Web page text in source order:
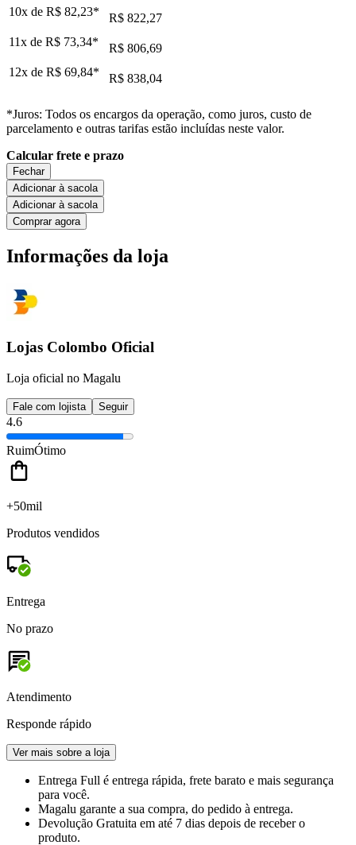
10x de R$ 82,23*
R$ 822,27
11x de R$ 73,34*
R$ 806,69
12x de R$ 69,84* R$ 838,04
*Juros: Todos os encargos da operação, como juros, custo de
parcelamento e outras tarifas estão incluídas neste valor.
Calcular frete e prazo
Fechar
Adicionar à sacola
Adicionar à sacola
Comprar agora
Informações da loja
Lojas Colombo Oficial
Loja oficial no Magalu
Fale com lojista Seguir
4.6
RuimÓtimo
+50mil
Produtos vendidos
Entrega
No prazo
Atendimento
Responde rápido
Ver mais sobre a loja
Entrega Full é entrega rápida, frete barato e mais segurança
para você.
Magalu garante a sua compra, do pedido à entrega.
Devolução Gratuita em até 7 dias depois de receber o
produto.